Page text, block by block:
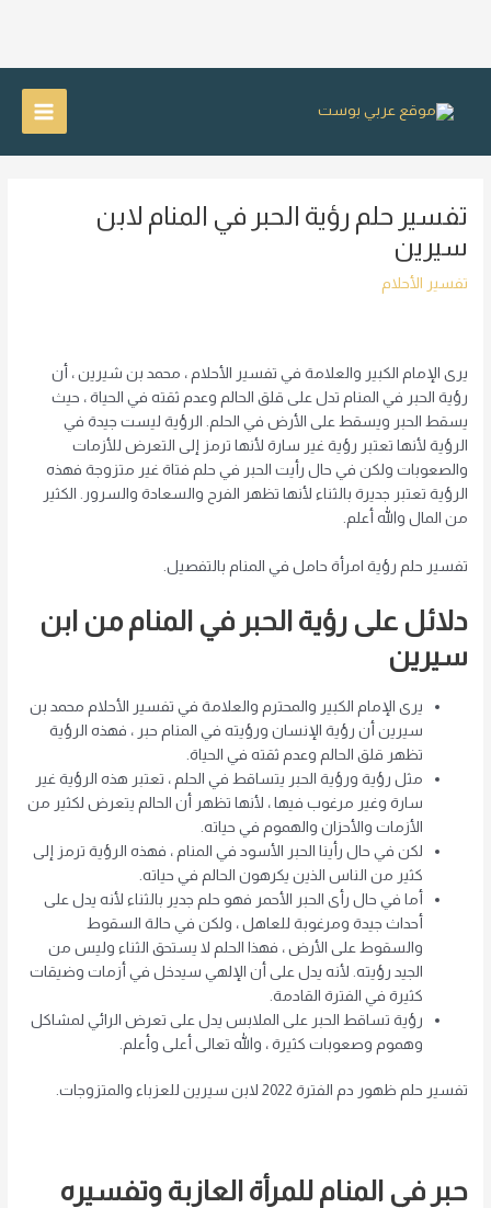
Main
تفسير حلم رؤية الحبر في المنام لابن
سيرين
تفسير الأحلام
يرى الإمام الكبير والعلامة في تفسير الأحلام ، محمد بن شيرين ، أن
رؤية الحبر في المنام تدل على قلق الحالم وعدم ثقته في الحياة ، حيث
يسقط الحبر ويسقط على الأرض في الحلم. الرؤية ليست جيدة في
الرؤية لأنها تعتبر رؤية غير سارة لأنها ترمز إلى التعرض للأزمات
والصعوبات ولكن في حال رأيت الحبر في حلم فتاة غير متزوجة فهذه
الرؤية تعتبر جديرة بالثناء لأنها تظهر الفرح والسعادة والسرور. الكثير
من المال والله أعلم.
تفسير حلم رؤية امرأة حامل في المنام بالتفصيل.
دلائل على رؤية الحبر في المنام من ابن
سيرين
يرى الإمام الكبير والمحترم والعلامة في تفسير الأحلام محمد بن
سيرين أن رؤية الإنسان ورؤيته في المنام حبر ، فهذه الرؤية
تظهر قلق الحالم وعدم ثقته في الحياة.
مثل رؤية ورؤية الحبر يتساقط في الحلم ، تعتبر هذه الرؤية غير
سارة وغير مرغوب فيها ، لأنها تظهر أن الحالم يتعرض لكثير من
الأزمات والأحزان والهموم في حياته.
لكن في حال رأينا الحبر الأسود في المنام ، فهذه الرؤية ترمز إلى
كثير من الناس الذين يكرهون الحالم في حياته.
أما في حال رأى الحبر الأحمر فهو حلم جدير بالثناء لأنه يدل على
أحداث جيدة ومرغوبة للعاهل ، ولكن في حالة السقوط
والسقوط على الأرض ، فهذا الحلم لا يستحق الثناء وليس من
الجيد رؤيته. لأنه يدل على أن الإلهي سيدخل في أزمات وضيقات
كثيرة في الفترة القادمة.
رؤية تساقط الحبر على الملابس يدل على تعرض الرائي لمشاكل
وهموم وصعوبات كثيرة ، والله تعالى أعلى وأعلم.
تفسير حلم ظهور دم الفترة 2022 لابن سيرين للعزباء والمتزوجات.
حبر في المنام للمرأة العازبة وتفسيره